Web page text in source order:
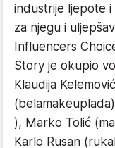
industrije ljepote
za njegu i
Influencers
Story je okupio
Klaudija
), Marko Tolić
Karlo Rusan